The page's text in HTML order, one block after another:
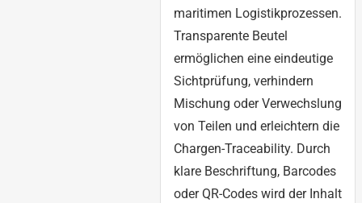
maritimen Logistikprozessen.
Transparente Beutel
ermöglichen eine eindeutige
Sichtprüfung, verhindern
Mischung oder Verwechslung
von Teilen und erleichtern die
Chargen-Traceability. Durch
klare Beschriftung, Barcodes
oder QR-Codes wird der Inhalt